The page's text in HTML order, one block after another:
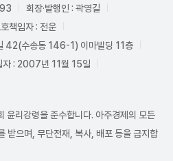
회장·발행인 : 곽영길
책임자 : 전운
42(수송동 146-1) 이마빌딩 11층
자 : 2007년 11월 15일
윤리강령을 준수합니다. 아주경제의 모든
받으며, 무단전재, 복사, 배포 등을 금지합